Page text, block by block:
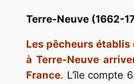
Terre-Neuve (1662-
Les pêcheurs
à Terre-Neuve
France. L’île compte